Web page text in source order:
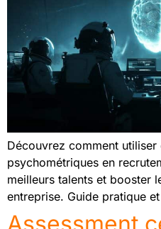
Découvrez comment
psychométriques en
meilleurs talents et booster
entreprise. Guide pratique